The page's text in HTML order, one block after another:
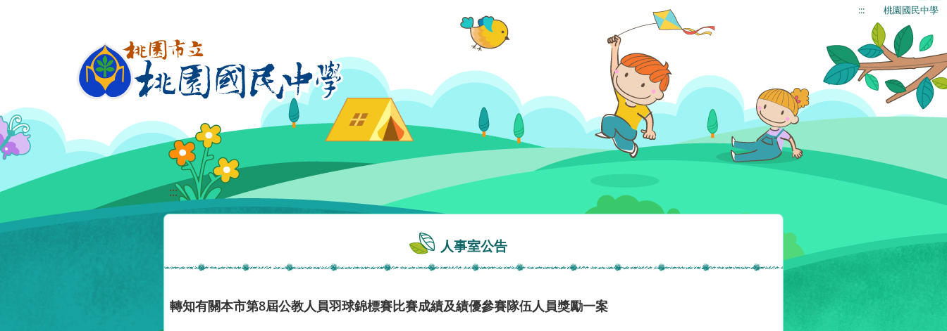
::: 桃園國民中學
:::
人事室公告
轉知有關本市第8屆公教人員羽球錦標賽比賽成績及績優參賽隊伍人員獎勵一案